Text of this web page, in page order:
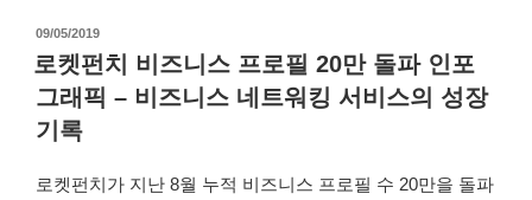
작
성
일
자
09/05/2019
로켓펀치 비즈니스 프로필 20만 돌파 인포
그래픽 – 비즈니스 네트워킹 서비스의 성장
기록
로켓펀치가 지난 8월 누적 비즈니스 프로필 수 20만을 돌파